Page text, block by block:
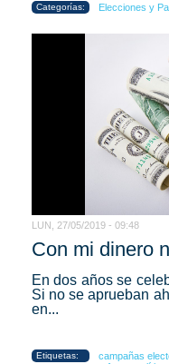
Categorías: Elecciones y
LUN, 27/05/2019 - 09:48
Con mi dinero
En dos años se
Si no se aprueban
en...
Etiquetas: campañas